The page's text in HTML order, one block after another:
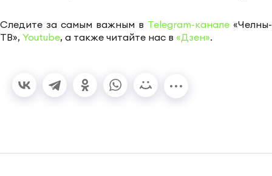
Следите за самым важным в Telegram-канале «Челны-
ТВ», Youtube, а также читайте нас в «Дзен».